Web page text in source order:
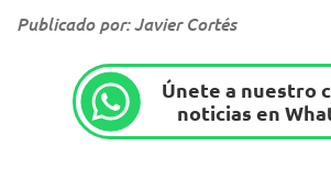
Publicado por: Javier Cortés
Únete a nuestro
noticias en